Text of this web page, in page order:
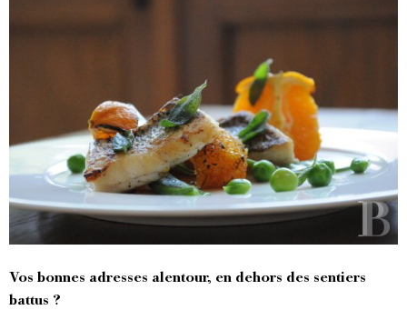
Vos bonnes adresses alentour, en dehors des sentiers
battus ?